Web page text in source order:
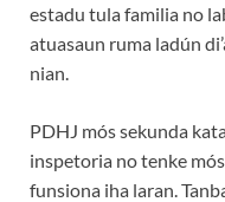
estadu tula familia no
atuasaun ruma ladún
nian.
PDHJ mós sekunda
inspetoria no tenke
funsiona iha laran.